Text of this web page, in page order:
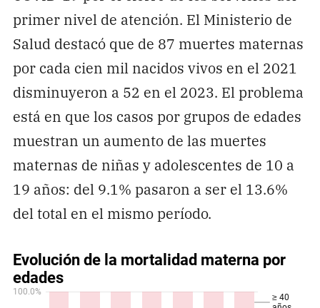
primer nivel de atención. El Ministerio de
Salud destacó que de 87 muertes maternas
por cada cien mil nacidos vivos en el 2021
disminuyeron a 52 en el 2023. El problema
está en que los casos por grupos de edades
muestran un aumento de las muertes
maternas de niñas y adolescentes de 10 a
19 años: del 9.1% pasaron a ser el 13.6%
del total en el mismo período.